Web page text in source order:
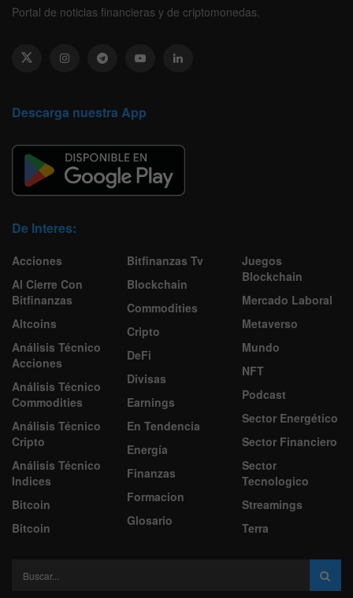
Portal de noticias financieras y de criptomonedas.
Descarga nuestra App
De Interes:
Acciones
Al Cierre Con
Bitfinanzas
Altcoins
Análisis Técnico
Acciones
Análisis Técnico
Commodities
Análisis Técnico
Cripto
Análisis Técnico
Indices
Bitcoin
Bitcoin
Bitfinanzas Tv
Blockchain
Commodities
Cripto
DeFi
Divisas
Earnings
En Tendencia
Energía
Finanzas
Formacion
Glosario
Juegos
Blockchain
Mercado Laboral
Metaverso
Mundo
NFT
Podcast
Sector Energético
Sector Financiero
Sector
Tecnologico
Streamings
Terra